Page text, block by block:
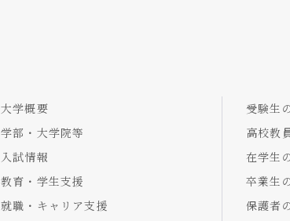
大学概要
学部・大学院等
入試情報
教育・学生支援
就職・キャリア支援
受験生
高校教
在学生
卒業生
保護者